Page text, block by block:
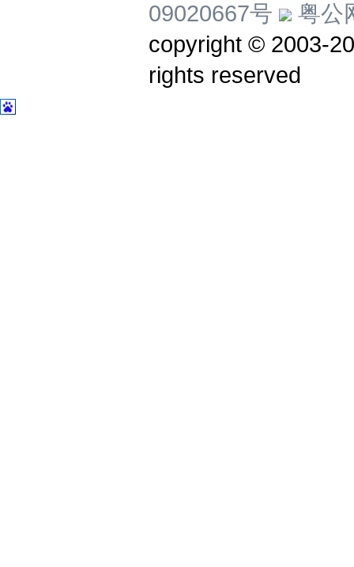
09020667号
粤公
copyright © 2003-
rights reserved